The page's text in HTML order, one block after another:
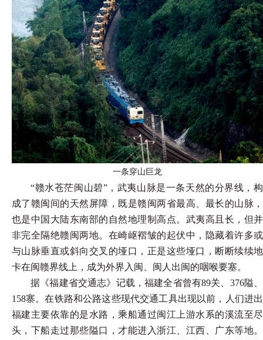
一条穿山巨龙
“赣水苍茫闽山碧”，武夷山脉是一条天然的分界线，构
成了赣闽间的天然屏障，既是赣闽两省最高、最长的山脉，
也是中国大陆东南部的自然地理制高点。武夷高且长，但并
非完全隔绝赣闽两地。在崎岖褶皱的起伏中，隐藏着许多或
与山脉垂直或斜向交叉的垭口，正是这些垭口，断断续续地
卡在闽赣界线上，成为外界入闽、闽人出闽的咽喉要塞。
据《福建省交通志》记载，福建全省曾有89关、376隘、
158寨。在铁路和公路这些现代交通工具出现以前，人们进出
福建主要依靠的是水路，乘船通过闽江上游水系的溪流至尽
头，下船走过那些隘口，才能进入浙江、江西、广东等地。